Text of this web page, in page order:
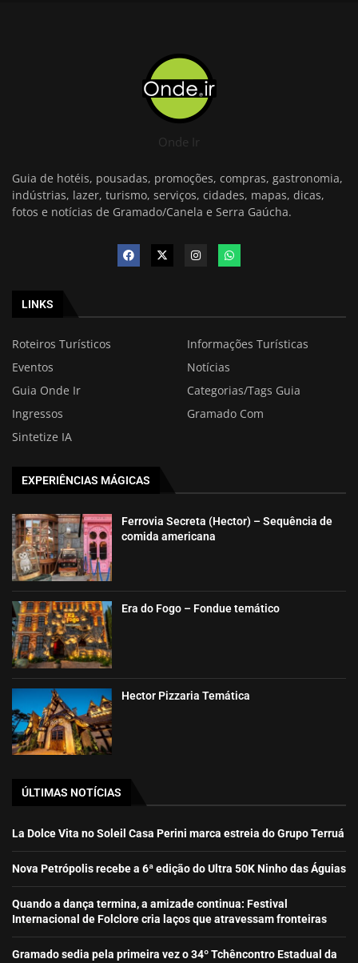
Onde Ir
Guia de hotéis, pousadas, promoções, compras, gastronomia,
indústrias, lazer, turismo, serviços, cidades, mapas, dicas,
fotos e notícias de Gramado/Canela e Serra Gaúcha.
LINKS
Roteiros Turísticos
Informações Turísticas
Eventos
Notícias
Guia Onde Ir
Categorias/Tags Guia
Ingressos
Gramado Com
Sintetize IA
EXPERIÊNCIAS MÁGICAS
Ferrovia Secreta (Hector) – Sequência de
comida americana
Era do Fogo – Fondue temático
Hector Pizzaria Temática
ÚLTIMAS NOTÍCIAS
La Dolce Vita no Soleil Casa Perini marca estreia do Grupo Terruá
Nova Petrópolis recebe a 6ª edição do Ultra 50K Ninho das Águias
Quando a dança termina, a amizade continua: Festival
Internacional de Folclore cria laços que atravessam fronteiras
Gramado sedia pela primeira vez o 34º Tchêncontro Estadual da